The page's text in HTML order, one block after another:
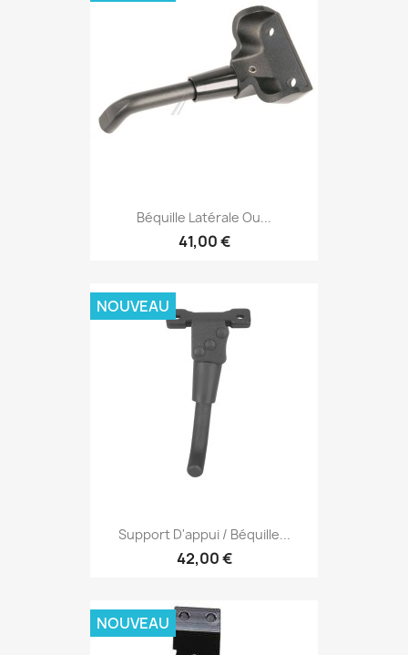
Béquille Latérale Ou...
41,00 €
Support D'appui / Béquille...
42,00 €
NOUVEAU
NOUVEAU